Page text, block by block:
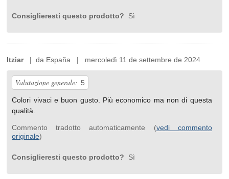
Consiglieresti questo prodotto? Sì
Itziar| da España | mercoledì 11 de settembre de 2024
Valutazione generale: 5
Colori vivaci e buon gusto. Più economico ma non di questa
qualità.
Commento tradotto automaticamente (vedi commento
originale)
Consiglieresti questo prodotto? Sì